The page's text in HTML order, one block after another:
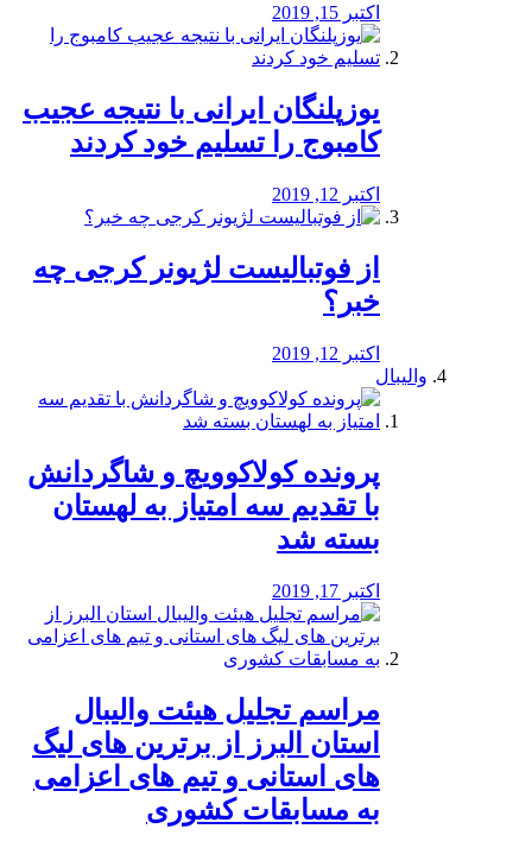
اکتبر 15, 2019
یوزپلنگان ایرانی با نتیجه عجیب
کامبوج را تسلیم خود کردند
اکتبر 12, 2019
از فوتبالیست لژیونر کرجی چه
خبر؟
اکتبر 12, 2019
والیبال
پرونده کولاکوویچ و شاگردانش
با تقدیم سه امتیاز به لهستان
بسته شد
اکتبر 17, 2019
مراسم تجلیل هیئت والیبال
استان البرز از برترین های لیگ
های استانی و تیم های اعزامی
به مسابقات کشوری